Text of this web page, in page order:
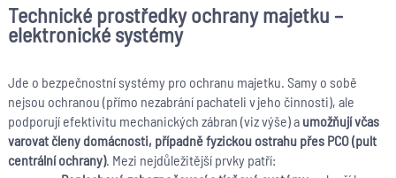
Technické prostředky ochrany majetku –
elektronické systémy
Jde o bezpečnostní systémy pro ochranu majetku. Samy o sobě
nejsou ochranou (přímo nezabrání pachateli v jeho činnosti), ale
podporují efektivitu mechanických zábran (viz výše) a umožňují včas
varovat členy domácnosti, případně fyzickou ostrahu přes PCO (pult
centrální ochrany). Mezi nejdůležitější prvky patří: